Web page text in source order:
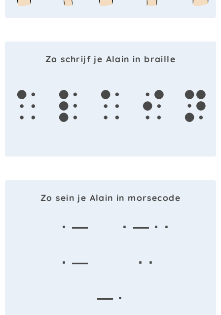
Zo schrijf je Alain in braille
a l a i n
Zo sein je Alain in morsecode
· —
· — · ·
· —
· ·
— ·